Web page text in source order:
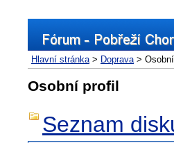
Hlavní stránka> Doprava> Osobní
Osobní profil
Seznam